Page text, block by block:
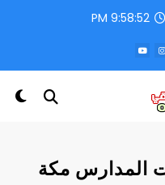
9:58:52 PM
المدارس مكة